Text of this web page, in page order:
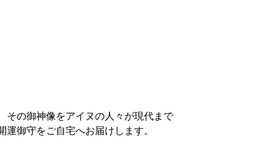
その御神像をアイヌの人々が現代まで
御守をご自宅へお届けします。